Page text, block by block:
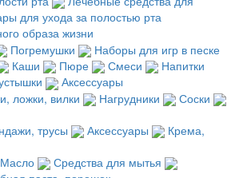
для ухода за полостью рта
образа жизни
Погремушки
Наборы для игр в песке
Каши Пюре Смеси
Напитки
Аксессуары
ложки, вилки Нагрудники
Соски
трусы Аксессуары
Крема,
Масло
Средства для мытья